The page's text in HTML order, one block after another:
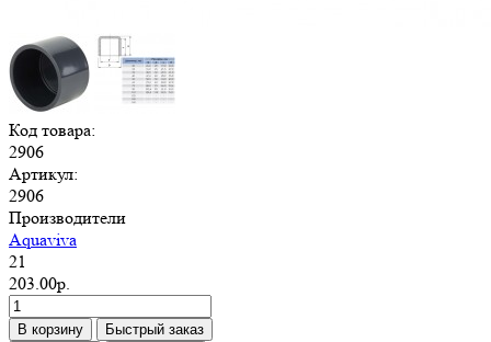
Код товара:
2906
Артикул:
2906
Производители
Aquaviva
21
203.00р.
В корзину
Быстрый заказ